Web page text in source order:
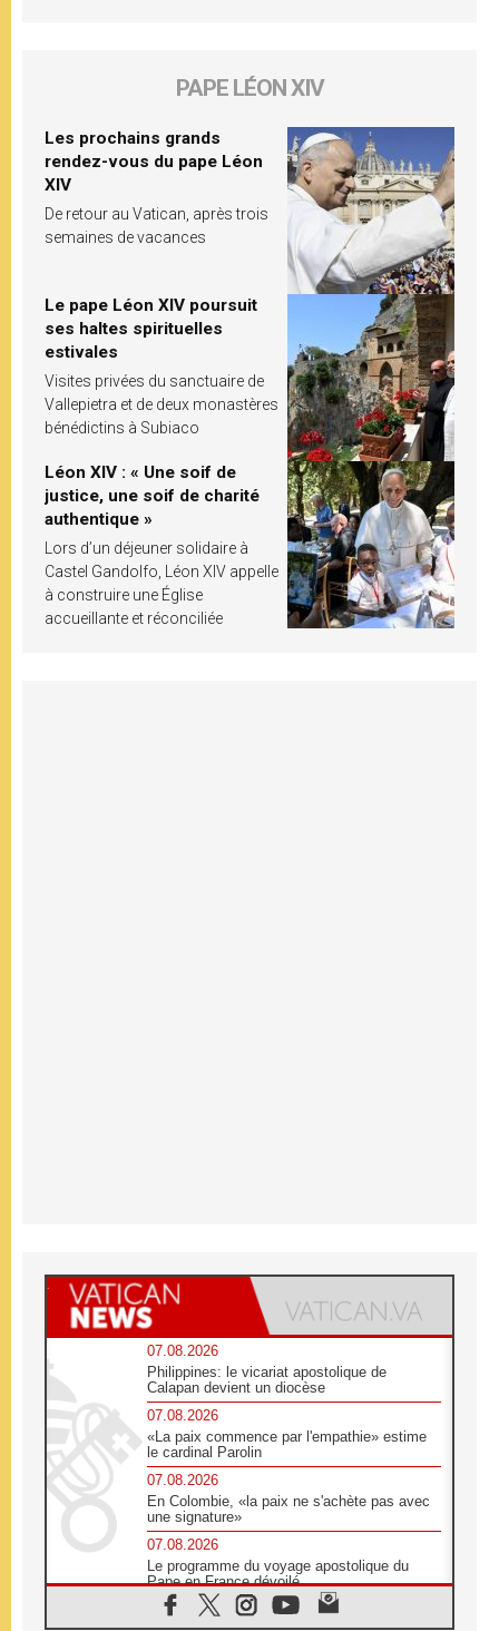
PAPE LÉON XIV
Les prochains grands
rendez-vous du pape Léon
XIV
De retour au Vatican, après trois
semaines de vacances
Le pape Léon XIV poursuit
ses haltes spirituelles
estivales
Visites privées du sanctuaire de
Vallepietra et de deux monastères
bénédictins à Subiaco
Léon XIV : « Une soif de
justice, une soif de charité
authentique »
Lors d’un déjeuner solidaire à
Castel Gandolfo, Léon XIV appelle
à construire une Église
accueillante et réconciliée
07.08.2026
Philippines: le vicariat apostolique de
Calapan devient un diocèse
07.08.2026
«La paix commence par l'empathie» estime
le cardinal Parolin
07.08.2026
En Colombie, «la paix ne s'achète pas avec
une signature»
07.08.2026
Le programme du voyage apostolique du
Pape en France dévoilé
07.08.2026